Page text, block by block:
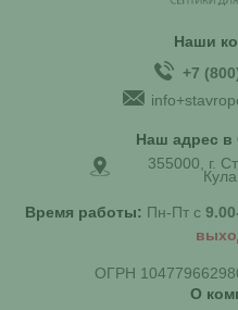
Наши
+7
Наш адрес в
355000, г.
Время работы: Пн-Пт с
ОГРН
О